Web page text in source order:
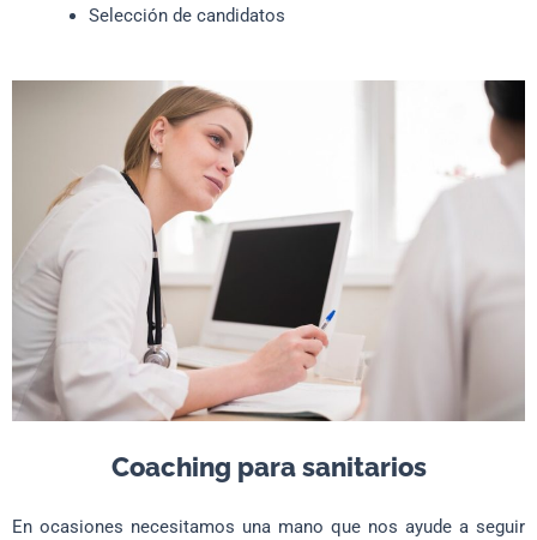
Selección de candidatos
Coaching para sanitarios
En ocasiones necesitamos una mano que nos ayude a seguir